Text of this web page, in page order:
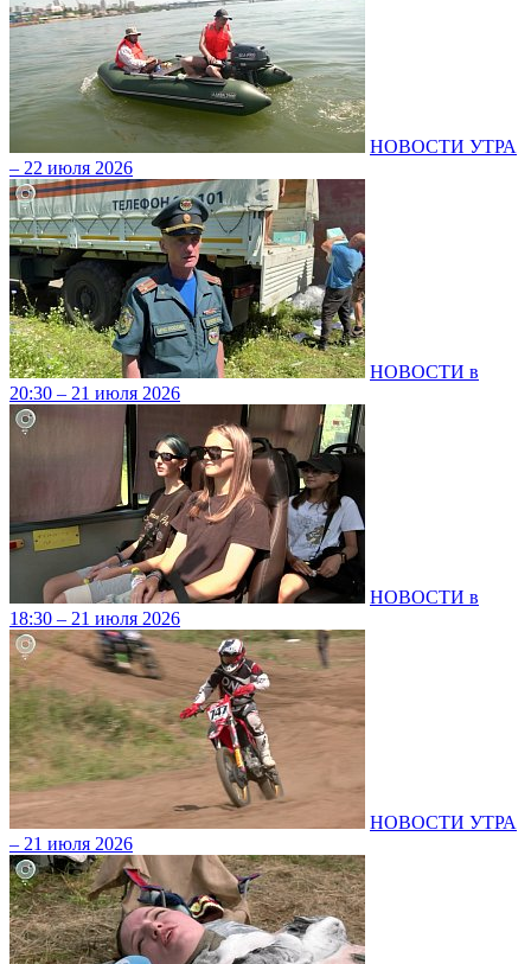
НОВОСТИ УТРА
– 22 июля 2026
НОВОСТИ в
20:30 – 21 июля 2026
НОВОСТИ в
18:30 – 21 июля 2026
НОВОСТИ УТРА
– 21 июля 2026